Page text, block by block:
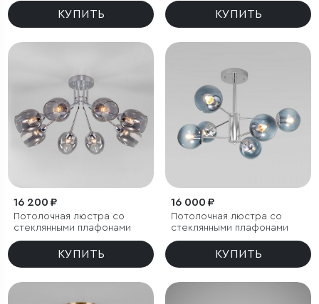
КУПИТЬ КУПИТЬ
16 200 ₽
Потолочная люстра со
стеклянными плафонами
КУПИТЬ
16 000 ₽
Потолочная люстра со
стеклянными плафонами
КУПИТЬ